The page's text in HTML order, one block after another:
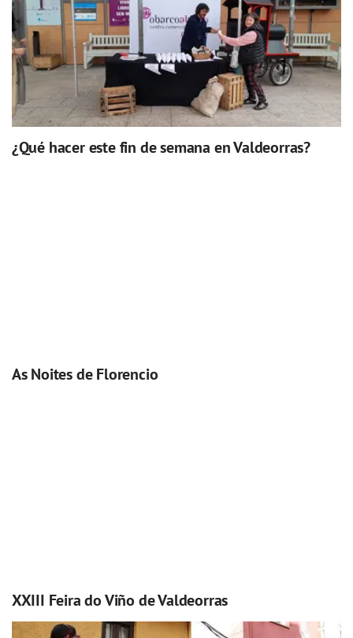
¿Qué hacer este fin de semana en Valdeorras?
As Noites de Florencio
XXIII Feira do Viño de Valdeorras